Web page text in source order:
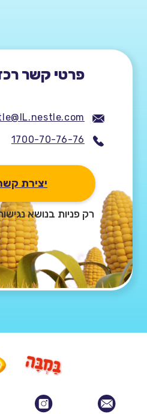
פרטי קשר
email
phone
1700-70-76-76
יצירת
רק פניות בנושא